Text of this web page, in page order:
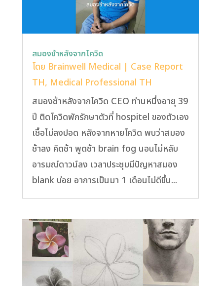
สมองช้าหลังจากโควิด
โดย Brainwell Medical | Case Report
TH, Medical Professional TH
สมองช้าหลังจากโควิด CEO ท่านหนึ่งอายุ 39
ปี ติดโควิดพักรักษาตัวที่ hospitel ของตัวเอง
เชื้อไม่ลงปอด หลังจากหายโควิด พบว่าสมอง
ช้าลง คิดช้า พูดช้า brain fog นอนไม่หลับ
อารมณ์ดาวน์ลง เวลาประชุมมีปัญหาสมอง
blank บ่อย อาการเป็นมา 1 เดือนไม่ดีขึ้น...